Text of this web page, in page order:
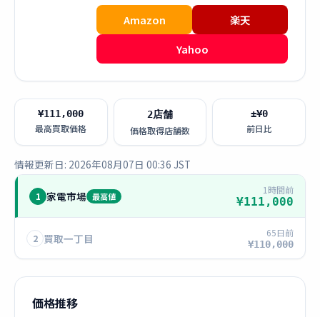
Amazon
楽天
Yahoo
¥111,000
最高買取価格
2店舗
価格取得店舗数
±¥0
前日比
情報更新日: 2026年08月07日 00:36 JST
1 家電市場 最高値
1時間前
¥111,000
2 買取一丁目 65日前
¥110,000
価格推移